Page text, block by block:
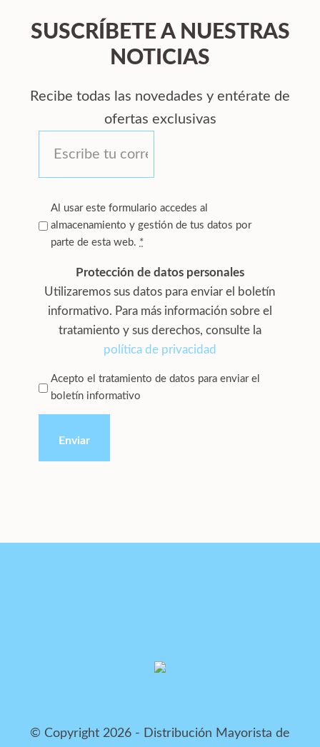
SUSCRÍBETE A NUESTRAS
NOTICIAS
Recibe todas las novedades y entérate de
ofertas exclusivas
Privacidad
*
Al usar este formulario accedes al
almacenamiento y gestión de tus datos por
parte de esta web. *
Protección de datos personales
Utilizaremos sus datos para enviar el boletín
informativo. Para más información sobre el
tratamiento y sus derechos, consulte la
política de privacidad
Privacidad
Acepto el tratamiento de datos para enviar el
boletín informativo
© Copyright 2026 - Distribución Mayorista de